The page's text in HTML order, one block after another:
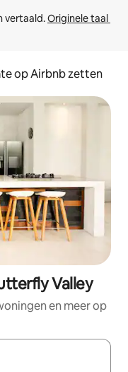
vertaald. Originele taal
op Airbnb zetten
Valley
en meer op
zijn, maak je een keuze